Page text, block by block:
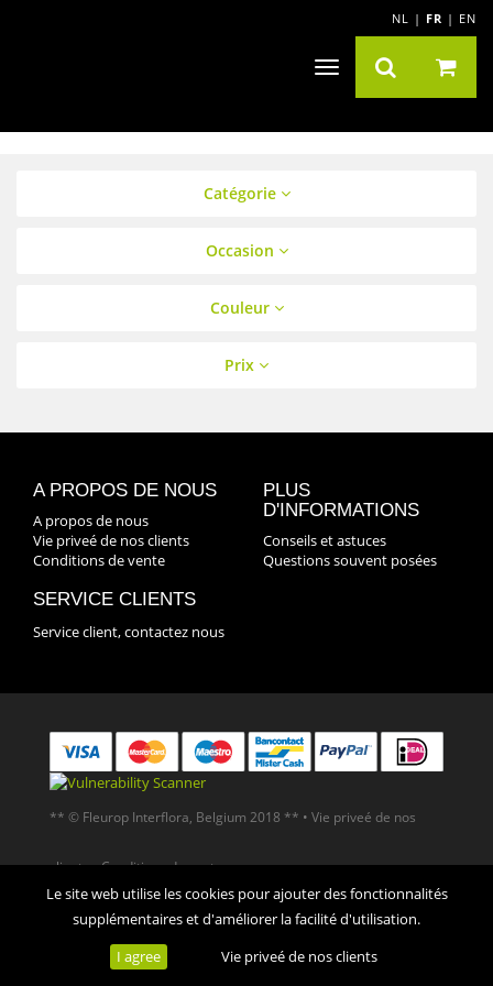
Le site web utilise les cookies pour ajouter des fonctionnalités
supplémentaires et d'améliorer la facilité d'utilisation.
I agree
Vie priveé de nos clients
NL | FR | EN
Navigation
Catégorie
Occasion
Couleur
Prix
A PROPOS DE NOUS
A propos de nous
Vie priveé de nos clients
Conditions de vente
PLUS
D'INFORMATIONS
Conseils et astuces
Questions souvent posées
SERVICE CLIENTS
Service client, contactez nous
** © Fleurop Interflora, Belgium 2018 ** • Vie priveé de nos
clients•Conditions de vente